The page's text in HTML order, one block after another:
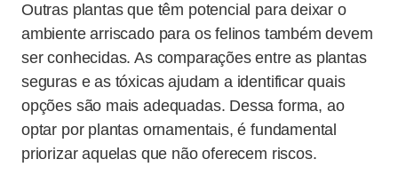
Outras plantas que têm potencial para deixar o
ambiente arriscado para os felinos também devem
ser conhecidas. As comparações entre as plantas
seguras e as tóxicas ajudam a identificar quais
opções são mais adequadas. Dessa forma, ao
optar por plantas ornamentais, é fundamental
priorizar aquelas que não oferecem riscos.